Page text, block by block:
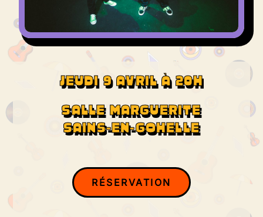
JEUDI 9 AVRIL À 20H
SALLE MARGUERITE
SAINS-EN-GOHELLE
RÉSERVATION